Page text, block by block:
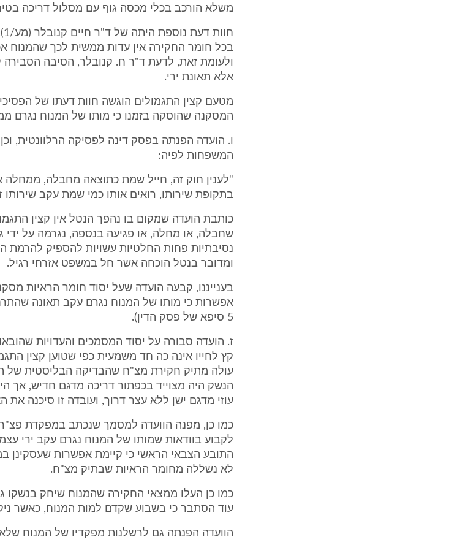
משלא הורכב בכלי מכסה גוף עם מסלול דריכה
בכל חומר החקירה אין עדות ממשית לכך שהמנוח
ולעומת זאת, לדעת ד"ר ח. קנובלר, הסיבה
אלא תאונת ירי.
המסקנה שהוסקה בזמנו כי מותו של המנוח נגרם
המשפחות לפיה:
"לענין חוק זה, חייל שמת כתוצאה מחבלה,
בתקופת שירותו, רואים אותו כמי שמת עקב שירותו
כותבת הועדה שמקום בו נהפך הנטל אין קצין
שחבלה, או מחלה, או פגיעה בנספה, נגרמה על ידי
נסיבתיות פחות החלטיות עשויות להספיק להרמת
ומדובר בנטל הוכחה אשר חל במשפט אזרחי רגיל.
בענייננו, קבעה הועדה שעל יסוד חומר הראיות
אפשרות כי מותו של המנוח נגרם עקב תאונה
5 סיפא של פסק הדין).
ז. הועדה סבורה על יסוד המסמכים והעדויות
קץ לחייו אינה כה חד משמעית כפי שטוען קצין
עולה מתיק חקירת מצ"ח שהבדיקה הבליסטית של
הנשק היה מצוייד בכפתור דריכה מדגם חדיש, אך
עוזי מדגם ישן ללא עצר דרוך, ועובדה זו סיכנה את
לקבוע בוודאות שמותו של המנוח נגרם עקב ירי
התובע הצבאי הראשי כי קיימת אפשרות שעסקינן
לא נשללה מחומר הראיות שבתיק מצ"ח.
כמו כן העלו ממצאי החקירה שהמנוח שיחק בנשקו
עוד הסתבר כי בשבוע שקדם למות המנוח, כאשר
הוועדה הפנתה גם לרשלנות מפקדיו של המנוח